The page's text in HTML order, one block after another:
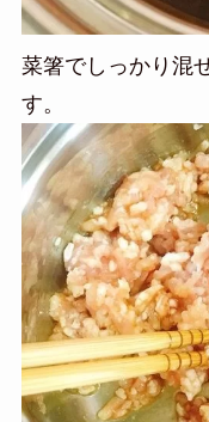
菜箸でしっかり混
す。